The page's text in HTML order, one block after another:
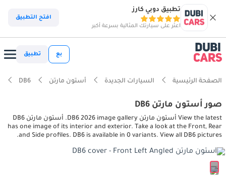
تطبيق دوبي كارز
اعثر على سيارتك المثالية بسرعة أكبر
افتح التطبيق
بع تطبيق
الصفحة الرئيسية السيارات الجديدة أستون مارتن DB6
صور أستون مارتن DB6
View the latest أستون مارتن DB6 2026 image gallery. أستون مارتن DB6
has one image of its interior and exterior. Take a look at the Front, Rear
and Side profiles. DB6 is available in 0 variants. View all DB6 pictures.